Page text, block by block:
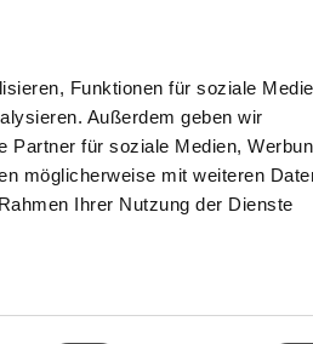
Funktionen für soziale
Außerdem geben wir
Partner für soziale Medien,
möglicherweise mit weiteren
Ihrer Nutzung der Dienste
TIPS & HELP THE GHD